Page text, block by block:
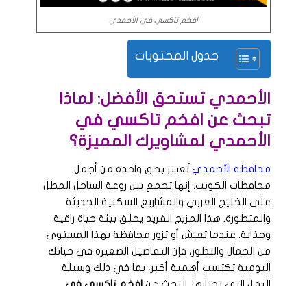
افخم تاكسي في الأحمدي
جدول المحتويات
الأحمدي تستحق الأفضل: لماذا
تبحث عن افخم تاكسي في
الأحمدي لمشاويرك المميزة؟
محافظة الأحمدي تُعتبر بحق واحدة من أجمل
محافظات الكويت. إنها تجمع بين روعة الساحل المطل
على الخليج العربي والمشاريع السكنية الحديثة
والمتطورة. هذا المزيج الفريد يخلق بيئة حياة راقية
وجذابة. عندما تعيش أو تزور محافظة بهذا المستوى
من الجمال والتطور، فإن التفاصيل الصغيرة في حياتك
اليومية تكتسب أهمية أكبر، بما في ذلك وسيلة